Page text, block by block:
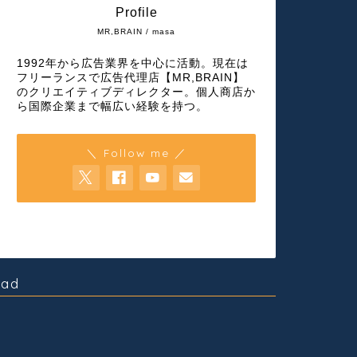
MR,BRAIN / masa
Profile
1992年から広告業界を中心に活動。現在は
フリーランスで広告代理店【MR,BRAIN】
のクリエイティブディレクター。個人商店か
ら国際企業まで幅広い経験を持つ。
＼ Follow me ／
ad